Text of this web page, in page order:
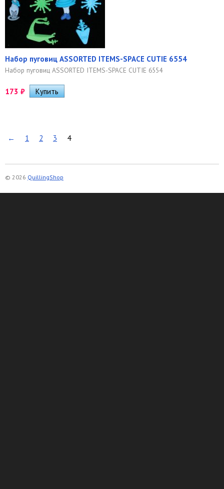
Набор пуговиц ASSORTED ITEMS-SPACE CUTIE 6554
Набор пуговиц ASSORTED ITEMS-SPACE CUTIE 6554
173 ₽
← 1 2 3 4
© 2026 QuillingShop